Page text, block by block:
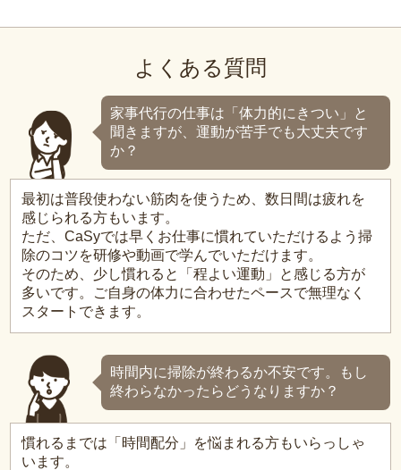
よくある質問
家事代行の仕事は「体力的にきつい」と
聞きますが、運動が苦手でも大丈夫です
か？
最初は普段使わない筋肉を使うため、数日間は疲れを
感じられる方もいます。
ただ、CaSyでは早くお仕事に慣れていただけるよう掃
除のコツを研修や動画で学んでいただけます。
そのため、少し慣れると「程よい運動」と感じる方が
多いです。ご自身の体力に合わせたペースで無理なく
スタートできます。
時間内に掃除が終わるか不安です。もし
終わらなかったらどうなりますか？
慣れるまでは「時間配分」を悩まれる方もいらっしゃ
います。